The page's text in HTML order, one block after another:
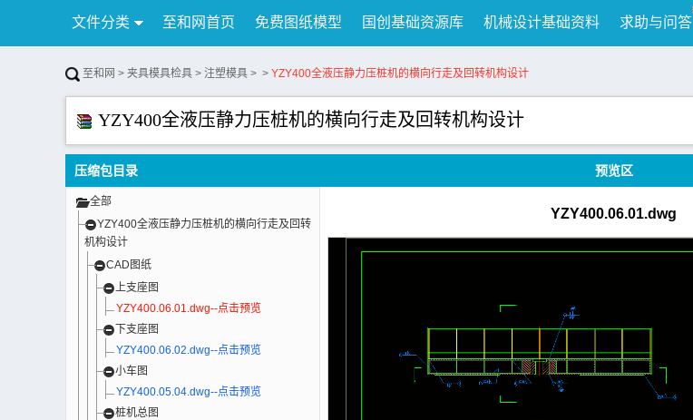
文件分类 至和网首页 免费图纸模型 国创基础资源库 机械设计基础资料 求助与问答
行业资讯 公告 联系我们
至和网 > 夹具模具检具 > 注塑模具 > > YZY400全液压静力压桩机的横向行走及回转机构设计
YZY400全液压静力压桩机的横向行走及回转机构设计
压缩包目录 预览区
全部
YZY400全液压静力压桩机的横向行走及回转
机构设计
CAD图纸
上支座图
YZY400.06.01.dwg--点击预览
下支座图
YZY400.06.02.dwg--点击预览
小车图
YZY400.05.04.dwg--点击预览
桩机总图
YZY400.06.01.dwg